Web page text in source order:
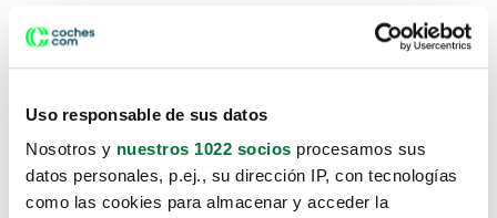
Uso responsable de sus datos
Nosotros y nuestros 1022 socios procesamos sus
datos personales, p.ej., su dirección IP, con tecnologías
como las cookies para almacenar y acceder la